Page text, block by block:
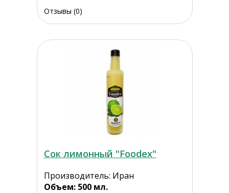
Отзывы (0)
Сок лимонный "Foodex"
Производитель: Иран
Объем: 500 мл.